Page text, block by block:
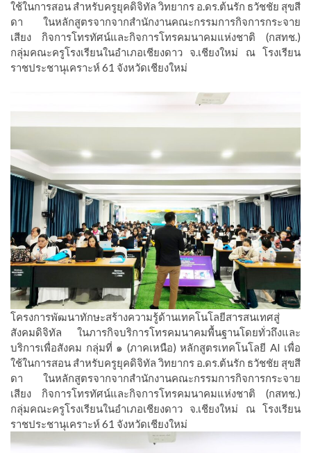
ใช้ในการสอน สำหรับครูยุคดิจิทัล วิทยากร อ.ดร.ต้นรัก ธวัชชัย สุขสี
ดา ในหลักสูตรจากจากสำนักงานคณะกรรมการกิจการกระจาย
เสียง กิจการโทรทัศน์และกิจการโทรคมนาคมแห่งชาติ (กสทช.)
กลุ่มคณะครูโรงเรียนในอำเภอเชียงดาว จ.เชียงใหม่ ณ โรงเรียน
ราชประชานุเคราะห์ 61 จังหวัดเชียงใหม่
โครงการพัฒนาทักษะสร้างความรู้ด้านเทคโนโลยีสารสนเทศสู่
สังคมดิจิทัล ในภารกิจบริการโทรคมนาคมพื้นฐานโดยทั่วถึงและ
บริการเพื่อสังคม กลุ่มที่ ๑ (ภาคเหนือ) หลักสูตรเทคโนโลยี AI เพื่อ
ใช้ในการสอน สำหรับครูยุคดิจิทัล วิทยากร อ.ดร.ต้นรัก ธวัชชัย สุขสี
ดา ในหลักสูตรจากจากสำนักงานคณะกรรมการกิจการกระจาย
เสียง กิจการโทรทัศน์และกิจการโทรคมนาคมแห่งชาติ (กสทช.)
กลุ่มคณะครูโรงเรียนในอำเภอเชียงดาว จ.เชียงใหม่ ณ โรงเรียน
ราชประชานุเคราะห์ 61 จังหวัดเชียงใหม่